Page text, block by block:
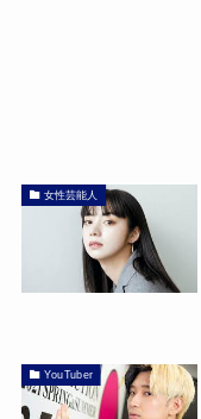
女性芸能人
YouTuber